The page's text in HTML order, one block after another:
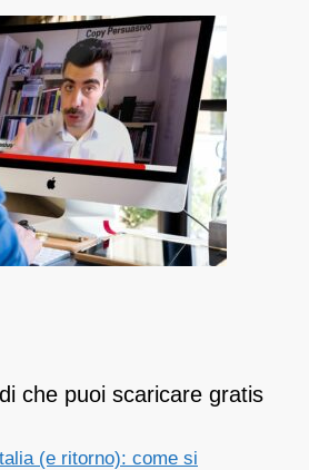
che puoi scaricare gratis
(e ritorno): come si